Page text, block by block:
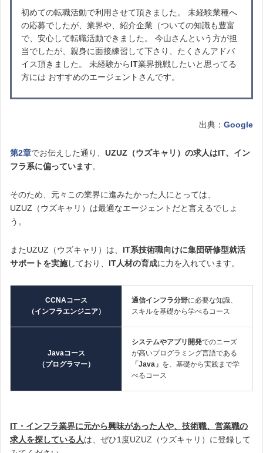
初めての転職活動で利用させて頂きました。 未経験業種へ
の応募でしたが、業界や、紹介企業（ついての知識も豊富
で、安心して転職活動できました。 今山さんという方が担
当でしたが、親身に面接練習して下さり、たくさんアドバ
イス頂きました。 未経験からIT業界挑戦したいと思ってる
方には おすすめのエージェントさんです。
出典： Google
第2章でお伝えした通り、 UZUZ（ウズキャリ）の求人はIT、イン
フラ系に偏っています。
そのため、元々この業界に進みたかった人にとっては、
UZUZ（ウズキャリ）は最適なエージェントだと言えるでしょ
う。
またUZUZ（ウズキャリ）は、 IT系技術職向けに集団研修型就活
サポートを実施しており、 IT人材の育成に力を入れています。
CCNAコース
（インフラエンジニア）
通信インフラ分野に必要な知識、
スキルを基礎から学べるコース
Javaコース
（プログラマー）
システムやアプリ開発でのニーズ
が高いプログラミング言語である
「Java」 を、基礎から実践まで学
べるコース
IT・インフラ業界に元から興味があった人や、技術職、営業職の
求人を探している人は、ぜひ1度UZUZ（ウズキャリ）に登録して